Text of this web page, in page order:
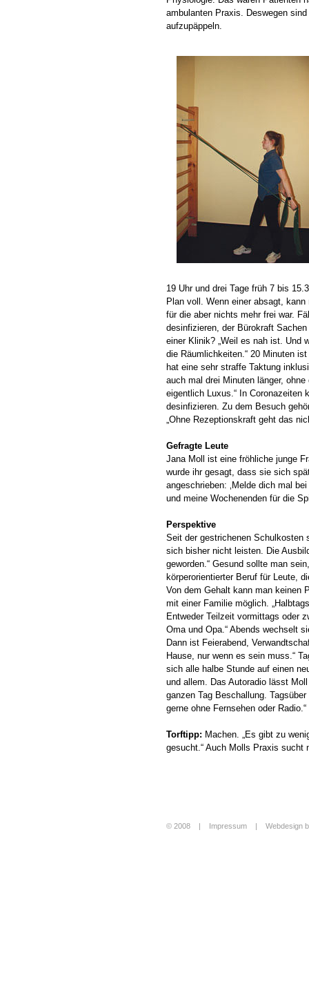
ambulanten Praxis. Deswegen
aufzupäppeln.
19 Uhr und drei Tage früh 7 bis
Plan voll. Wenn einer absagt,
für die aber nichts mehr frei war.
desinfizieren, der Bürokraft
einer Klinik? „Weil es nah ist. Und
die Räumlichkeiten.“ 20 Minuten
hat eine sehr straffe Taktung
auch mal drei Minuten länger,
eigentlich Luxus.“ In
desinfizieren. Zu dem Besuch
„Ohne Rezeptionskraft geht das
Gefragte Leute
Jana Moll ist eine fröhliche junge
wurde ihr gesagt, dass sie sich
angeschrieben: ‚Melde dich mal
und meine Wochenenden für die
Perspektive
Seit der gestrichenen Schulkosten
sich bisher nicht leisten. Die
geworden.“ Gesund sollte man
körperorientierter Beruf für Leute,
Von dem Gehalt kann man keinen
mit einer Familie möglich.
Entweder Teilzeit vormittags oder
Oma und Opa.“ Abends wechselt
Dann ist Feierabend,
Hause, nur wenn es sein muss.“
sich alle halbe Stunde auf einen
und allem. Das Autoradio lässt
ganzen Tag Beschallung.
gerne ohne Fernsehen oder Radio.“
Torftipp: Machen. „Es gibt zu
gesucht.“ Auch Molls Praxis sucht
© 2008 | Impressum Webdesign